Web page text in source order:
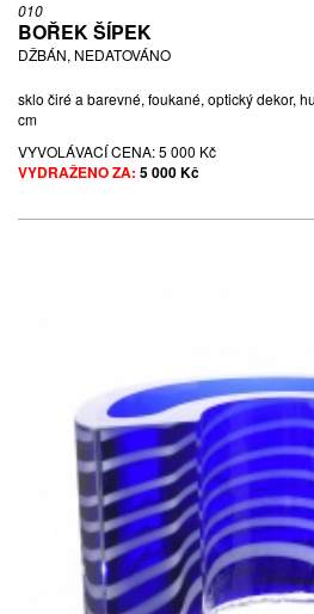
010
BOŘEK ŠÍPEK
DŽBÁN, NEDATOVÁNO
sklo čiré a barevné, foukané, optický dekor,
cm
VYVOLÁVACÍ CENA:5 000 Kč
VYDRAŽENO ZA: 5 000 Kč